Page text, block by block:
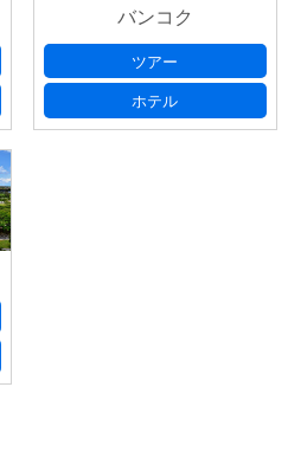
バンコク
ツアー
ホテル